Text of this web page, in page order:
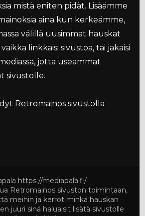
mistä eniten pidät. Lisäämme
aina kun kerkeämme,
välillä uusimmat hauskat
linkkaisi sivustoa, tai jakaisi
jotta useammat
sivustolle.
Retromainos sivustolla
https://mediapala.fi/
Retromainos sivuston toimintaan,
meihin ja kerrot minkä hauskan
juuri sinä haluaisit lisätä sivustolle